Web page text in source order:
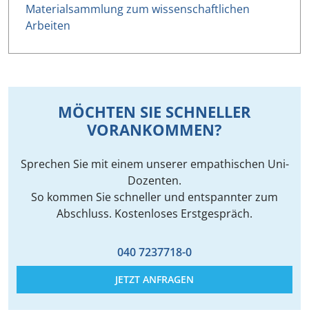
Materialsammlung zum wissenschaftlichen
Arbeiten
MÖCHTEN SIE SCHNELLER
VORANKOMMEN?
Sprechen Sie mit einem unserer empathischen Uni-
Dozenten.
So kommen Sie schneller und entspannter zum
Abschluss. Kostenloses Erstgespräch.
040 7237718-0
JETZT ANFRAGEN